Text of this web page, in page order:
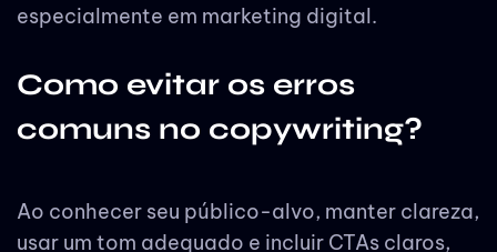
especialmente em marketing digital.
Como evitar os erros
comuns no copywriting?
Ao conhecer seu público-alvo, manter clareza,
usar um tom adequado e incluir CTAs claros,